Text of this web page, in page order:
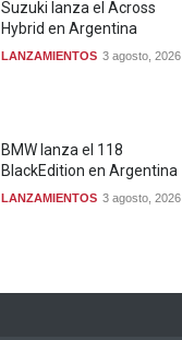
Suzuki lanza el Across
Hybrid en Argentina
LANZAMIENTOS 3 agosto, 2026
BMW lanza el 118
BlackEdition en Argentina
LANZAMIENTOS 3 agosto, 2026